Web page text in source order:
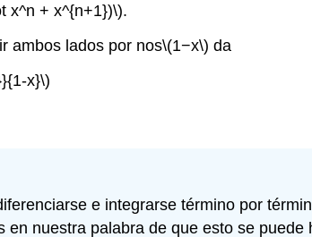
x^n + x^{n+1})\).
ambos lados por nos\(1−x\) da
x}\)
e integrarse término por
nuestra palabra de que esto se puede